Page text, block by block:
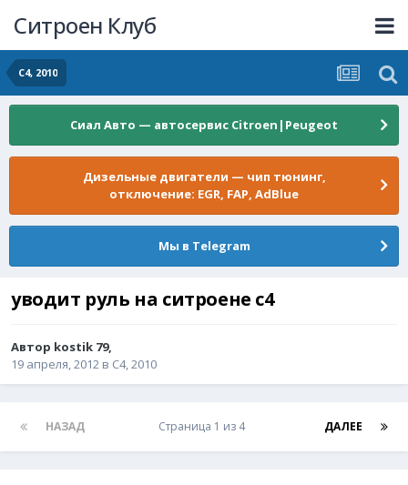
Ситроен Клуб
C4, 2010
Сиал Авто — автосервис Citroen|Peugeot
Дизельные двигатели — чип тюнинг,
отключение: EGR, FAP, AdBlue
Мы в Telegram
уводит руль на ситроене с4
Автор kostik 79,
19 апреля, 2012 в C4, 2010
НАЗАД ДАЛЕЕ
Страница 1 из 4